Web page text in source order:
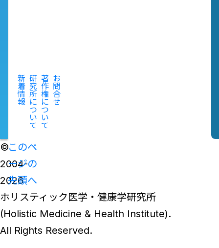
新
着
情
報
研
究
所
に
つ
い
て
著
作
権
に
つ
い
て
お
問
合
せ
©
2004-
2026
ホリスティック医学・健康学研究所
(Holistic Medicine & Health Institute).
All Rights Reserved.
このペ
ージの
先頭へ